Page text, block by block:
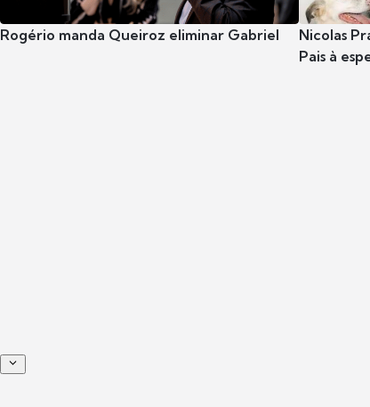
Rogério manda Queiroz eliminar Gabriel
Nicolas
Pais à